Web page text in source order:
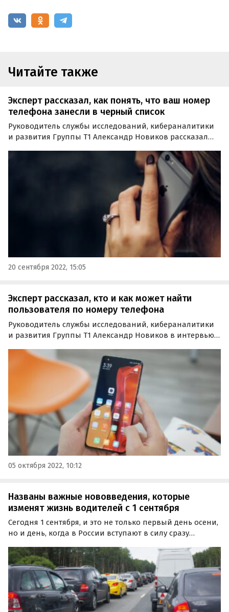
Читайте также
Эксперт рассказал, как понять, что ваш номер
телефона занесли в черный список
Руководитель службы исследований, кибераналитики
и развития Группы Т1 Александр Новиков рассказал
телефона внесли в черный список. К примеру, на это
могут указывать странные гудки при попытке
20 сентября 2022, 15:05
Эксперт рассказал, кто и как может найти
пользователя по номеру телефона
Руководитель службы исследований, кибераналитики
и развития Группы Т1 Александр Новиков в интервью
местоположение по номеру телефона.
05 октября 2022, 10:12
Названы важные нововведения, которые
изменят жизнь водителей с 1 сентября
Сегодня 1 сентября, и это не только первый день осени,
но и день, когда в России вступают в силу сразу
касаются водителей такси, дальнобойщиков и рядовых
автовладельцев, которые теперь должны следить…